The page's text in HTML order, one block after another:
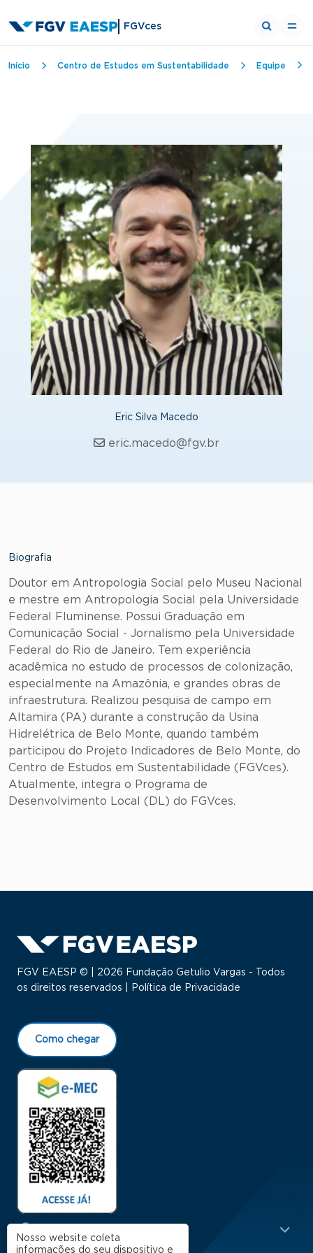
FGVces
Trilha de navegação
Início Centro de Estudos em Sustentabilidade Equipe
Eric Silva Macedo
eric.macedo@fgv.br
Biografia
Doutor em Antropologia Social pelo Museu Nacional
e mestre em Antropologia Social pela Universidade
Federal Fluminense. Possui Graduação em
Comunicação Social - Jornalismo pela Universidade
Federal do Rio de Janeiro. Tem experiência
acadêmica no estudo de processos de colonização,
especialmente na Amazônia, e grandes obras de
infraestrutura. Realizou pesquisa de campo em
Altamira (PA) durante a construção da Usina
Hidrelétrica de Belo Monte, quando também
participou do Projeto Indicadores de Belo Monte, do
Centro de Estudos em Sustentabilidade (FGVces).
Atualmente, integra o Programa de
Desenvolvimento Local (DL) do FGVces.
FGV EAESP © | 2026 Fundação Getulio Vargas - Todos
os direitos reservados |
Política de Privacidade
Como chegar
Menu Rodapé 1
Cursos
Nosso website coleta
informações do seu dispositivo e